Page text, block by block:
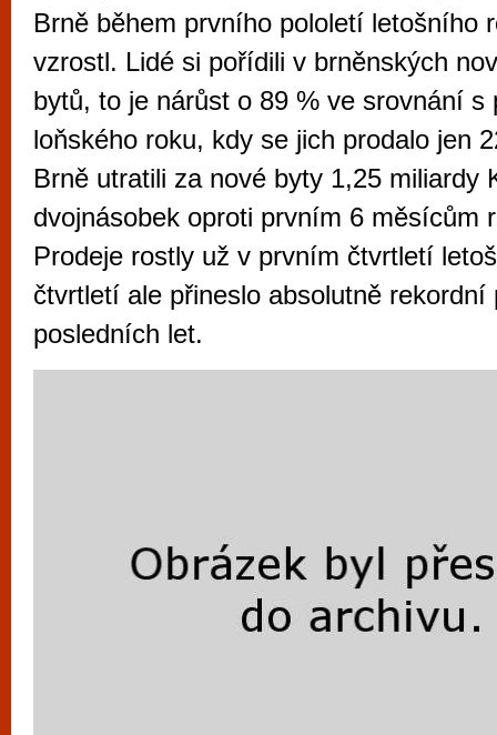
Brně během prvního pololetí letošního
vzrostl. Lidé si pořídili v brněnských
bytů, to je nárůst o 89 % ve srovnání s
loňského roku, kdy se jich prodalo jen
Brně utratili za nové byty 1,25 miliardy
dvojnásobek oproti prvním 6 měsícům
Prodeje rostly už v prvním čtvrtletí
čtvrtletí ale přineslo absolutně rekordní
posledních let.
Brno je
zajímavé
restaurace,
Mimo jiné je ale také místem, kde si
vyzkoušet různé kasinové hry. V
metropoli naleznete širokou nabídku her
po moderní automaty jak pro pravidelné
příležitostné hráče. V...